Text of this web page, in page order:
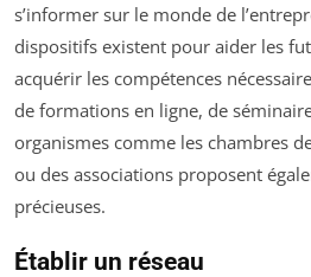
s’informer sur le monde de
dispositifs existent pour aider les
acquérir les compétences
de formations en ligne, de
organismes comme les chambres
ou des associations proposent
précieuses.
Établir un réseau